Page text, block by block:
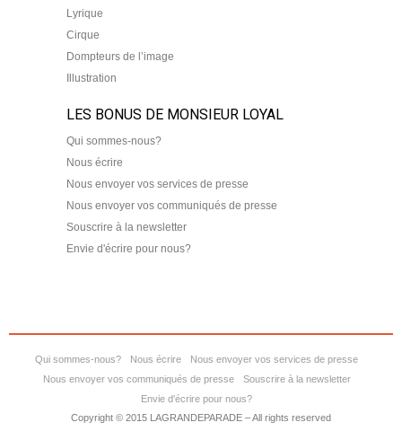
Lyrique
Cirque
Dompteurs de l’image
Illustration
LES BONUS DE MONSIEUR LOYAL
Qui sommes-nous?
Nous écrire
Nous envoyer vos services de presse
Nous envoyer vos communiqués de presse
Souscrire à la newsletter
Envie d'écrire pour nous?
Qui sommes-nous? Nous écrire
Nous envoyer vos services de presse
Nous envoyer vos communiqués de presse
Souscrire à la newsletter
Envie d'écrire pour nous?
Copyright © 2015 LAGRANDEPARADE – All rights reserved